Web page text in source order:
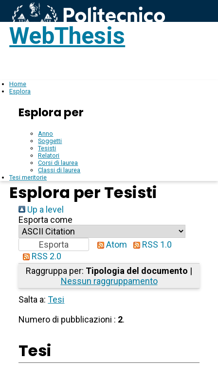
WebThesis
Home
Esplora
Esplora per
Anno
Soggetti
Tesisti
Relatori
Corsi di laurea
Classi di laurea
Tesi meritorie
Esplora per Tesisti
Up a level
Esporta come
Atom
RSS 1.0
RSS 2.0
Raggruppa per: Tipologia del documento |
Nessun raggruppamento
Salta a:Tesi
Numero di pubblicazioni : 2.
Tesi